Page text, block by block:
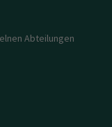
Abteilungen